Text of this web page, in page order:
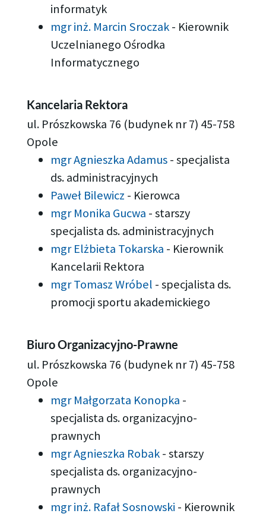
informatyk
mgr inż. Marcin Sroczak- Kierownik
Uczelnianego Ośrodka
Informatycznego
Kancelaria Rektora
ul. Prószkowska 76 (budynek nr 7) 45-758
Opole
mgr Agnieszka Adamus-specjalista
ds. administracyjnych
Paweł Bilewicz - Kierowca
mgr Monika Gucwa -starszy
specjalista ds. administracyjnych
mgr Elżbieta Tokarska - Kierownik
Kancelarii Rektora
mgr Tomasz Wróbel -specjalista ds.
promocji sportu akademickiego
Biuro Organizacyjno-Prawne
ul. Prószkowska 76 (budynek nr 7) 45-758
Opole
mgr Małgorzata Konopka -
specjalista ds. organizacyjno-
prawnych
mgr Agnieszka Robak-starszy
specjalista ds. organizacyjno-
prawnych
mgr inż. Rafał Sosnowski - Kierownik